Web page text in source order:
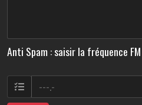
Anti Spam : saisir la fréquence